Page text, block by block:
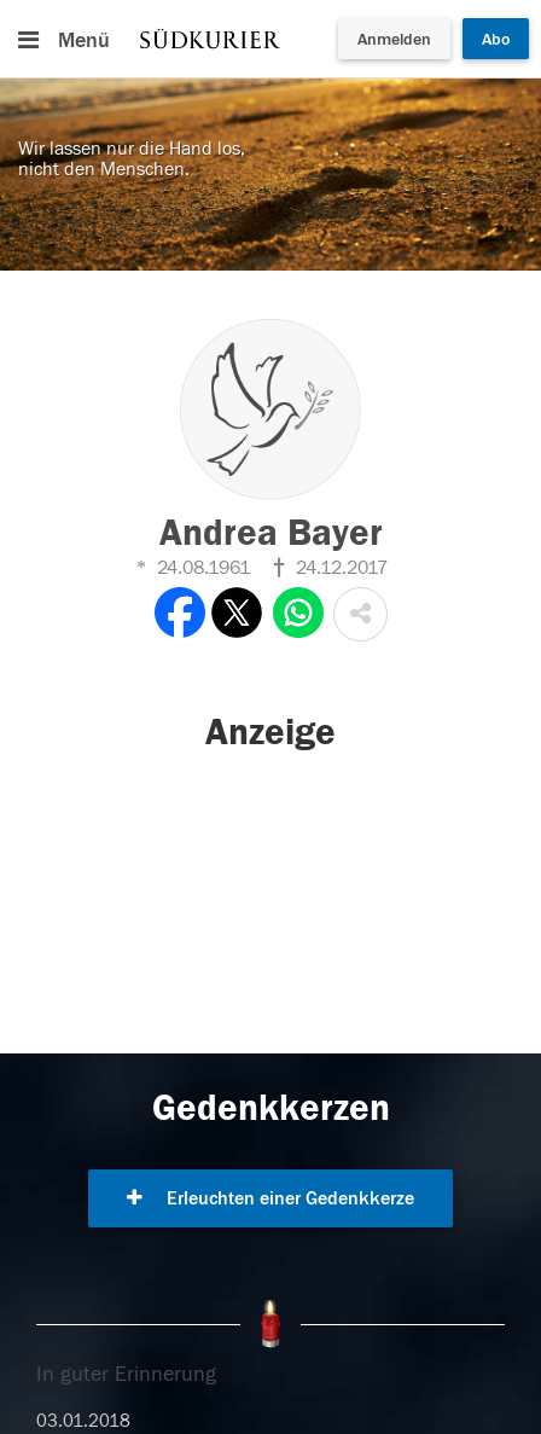
Menü Anmelden Abo
Wir lassen nur die Hand los,
nicht den Menschen.
Andrea Bayer
24.08.1961 24.12.2017
Anzeige
Gedenkkerzen
Erleuchten einer Gedenkkerze
In guter Erinnerung
03.01.2018